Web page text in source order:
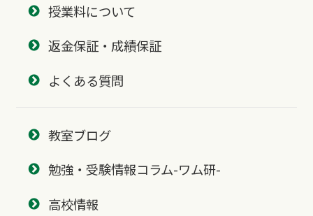
授業料について
返金保証・成績保証
よくある質問
教室ブログ
勉強・受験情報コラム-ワム研-
高校情報